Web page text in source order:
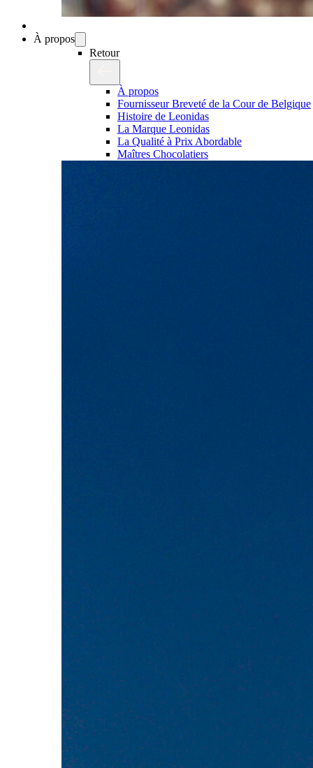
À propos
Retour
À propos
Fournisseur Breveté de la Cour de Belgique
Histoire de Leonidas
La Marque Leonidas
La Qualité à Prix Abordable
Maîtres Chocolatiers